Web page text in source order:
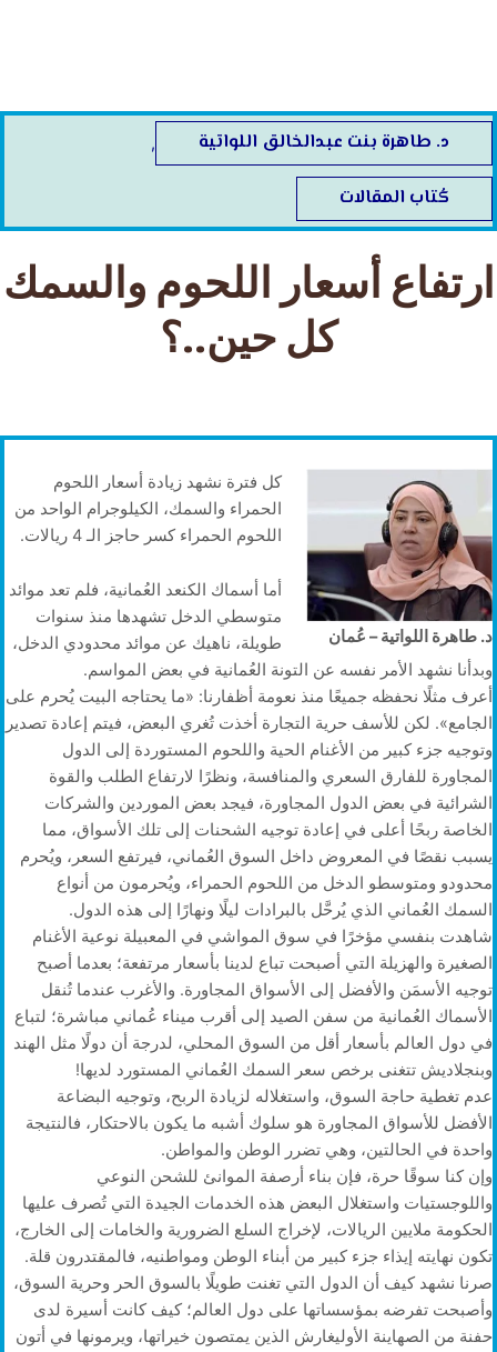
د. طاهرة بنت عبدالخالق اللواتية ,
كُتاب المقالات
ارتفاع أسعار اللحوم والسمك
كل حين..؟
د. طاهرة اللواتية – عُمان
كل فترة نشهد زيادة أسعار اللحوم
الحمراء والسمك، الكيلوجرام الواحد من
اللحوم الحمراء كسر حاجز الـ 4 ريالات.
أما أسماك الكنعد العُمانية، فلم تعد موائد
متوسطي الدخل تشهدها منذ سنوات
طويلة، ناهيك عن موائد محدودي الدخل،
وبدأنا نشهد الأمر نفسه عن التونة العُمانية في بعض المواسم.
أعرف مثلًا نحفظه جميعًا منذ نعومة أظفارنا: «ما يحتاجه البيت يُحرم على
الجامع». لكن للأسف حرية التجارة أخذت تُغري البعض، فيتم إعادة تصدير
وتوجيه جزء كبير من الأغنام الحية واللحوم المستوردة إلى الدول
المجاورة للفارق السعري والمنافسة، ونظرًا لارتفاع الطلب والقوة
الشرائية في بعض الدول المجاورة، فيجد بعض الموردين والشركات
الخاصة ربحًا أعلى في إعادة توجيه الشحنات إلى تلك الأسواق، مما
يسبب نقصًا في المعروض داخل السوق العُماني، فيرتفع السعر، ويُحرم
محدودو ومتوسطو الدخل من اللحوم الحمراء، ويُحرمون من أنواع
السمك العُماني الذي يُرحَّل بالبرادات ليلًا ونهارًا إلى هذه الدول.
شاهدت بنفسي مؤخرًا في سوق المواشي في المعبيلة نوعية الأغنام
الصغيرة والهزيلة التي أصبحت تباع لدينا بأسعار مرتفعة؛ بعدما أصبح
توجيه الأسمَن والأفضل إلى الأسواق المجاورة. والأغرب عندما تُنقل
الأسماك العُمانية من سفن الصيد إلى أقرب ميناء عُماني مباشرة؛ لتباع
في دول العالم بأسعار أقل من السوق المحلي، لدرجة أن دولًا مثل الهند
وبنجلاديش تتغنى برخص سعر السمك العُماني المستورد لديها!
عدم تغطية حاجة السوق، واستغلاله لزيادة الربح، وتوجيه البضاعة
الأفضل للأسواق المجاورة هو سلوك أشبه ما يكون بالاحتكار، فالنتيجة
واحدة في الحالتين، وهي تضرر الوطن والمواطن.
وإن كنا سوقًا حرة، فإن بناء أرصفة الموانئ للشحن النوعي
واللوجستيات واستغلال البعض هذه الخدمات الجيدة التي تُصرف عليها
الحكومة ملايين الريالات، لإخراج السلع الضرورية والخامات إلى الخارج،
تكون نهايته إيذاء جزء كبير من أبناء الوطن ومواطنيه، فالمقتدرون قلة.
صرنا نشهد كيف أن الدول التي تغنت طويلًا بالسوق الحر وحرية السوق،
وأصبحت تفرضه بمؤسساتها على دول العالم؛ كيف كانت أسيرة لدى
حفنة من الصهاينة الأوليغارش الذين يمتصون خيراتها، ويرمونها في أتون